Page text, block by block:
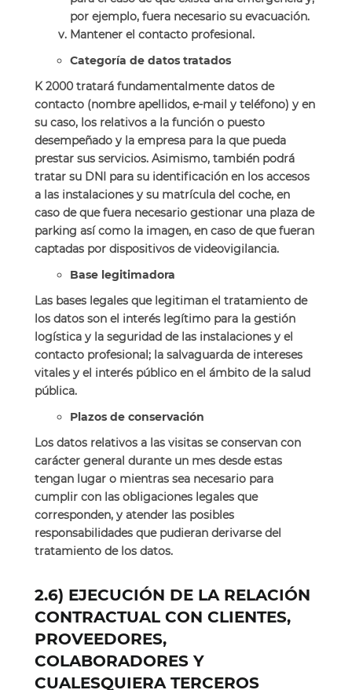
por ejemplo, fuera necesario su evacuación.
Mantener el contacto profesional.
Categoría de datos tratados
K 2000 tratará fundamentalmente datos de
contacto (nombre apellidos, e-mail y teléfono) y en
su caso, los relativos a la función o puesto
desempeñado y la empresa para la que pueda
prestar sus servicios. Asimismo, también podrá
tratar su DNI para su identificación en los accesos
a las instalaciones y su matrícula del coche, en
caso de que fuera necesario gestionar una plaza de
parking así como la imagen, en caso de que fueran
captadas por dispositivos de videovigilancia.
Base legitimadora
Las bases legales que legitiman el tratamiento de
los datos son el interés legítimo para la gestión
logística y la seguridad de las instalaciones y el
contacto profesional; la salvaguarda de intereses
vitales y el interés público en el ámbito de la salud
pública.
Plazos de conservación
Los datos relativos a las visitas se conservan con
carácter general durante un mes desde estas
tengan lugar o mientras sea necesario para
cumplir con las obligaciones legales que
corresponden, y atender las posibles
responsabilidades que pudieran derivarse del
tratamiento de los datos.
2.6) EJECUCIÓN DE LA RELACIÓN
CONTRACTUAL CON CLIENTES,
PROVEEDORES,
COLABORADORES Y
CUALESQUIERA TERCEROS